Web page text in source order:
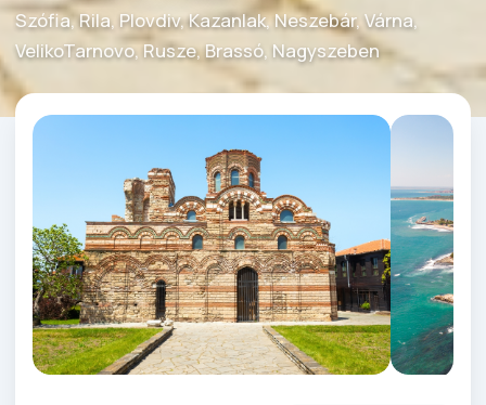
Szófia, Rila, Plovdiv, Kazanlak, Neszebár, Várna,
VelikoTarnovo, Rusze, Brassó, Nagyszeben